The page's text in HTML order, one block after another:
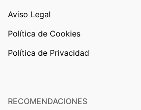
Aviso Legal
Política de Cookies
Política de Privacidad
RECOMENDACIONES